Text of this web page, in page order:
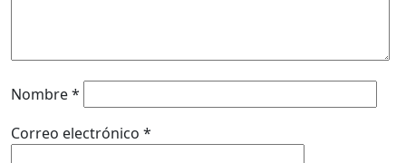
Nombre*
Correo electrónico *